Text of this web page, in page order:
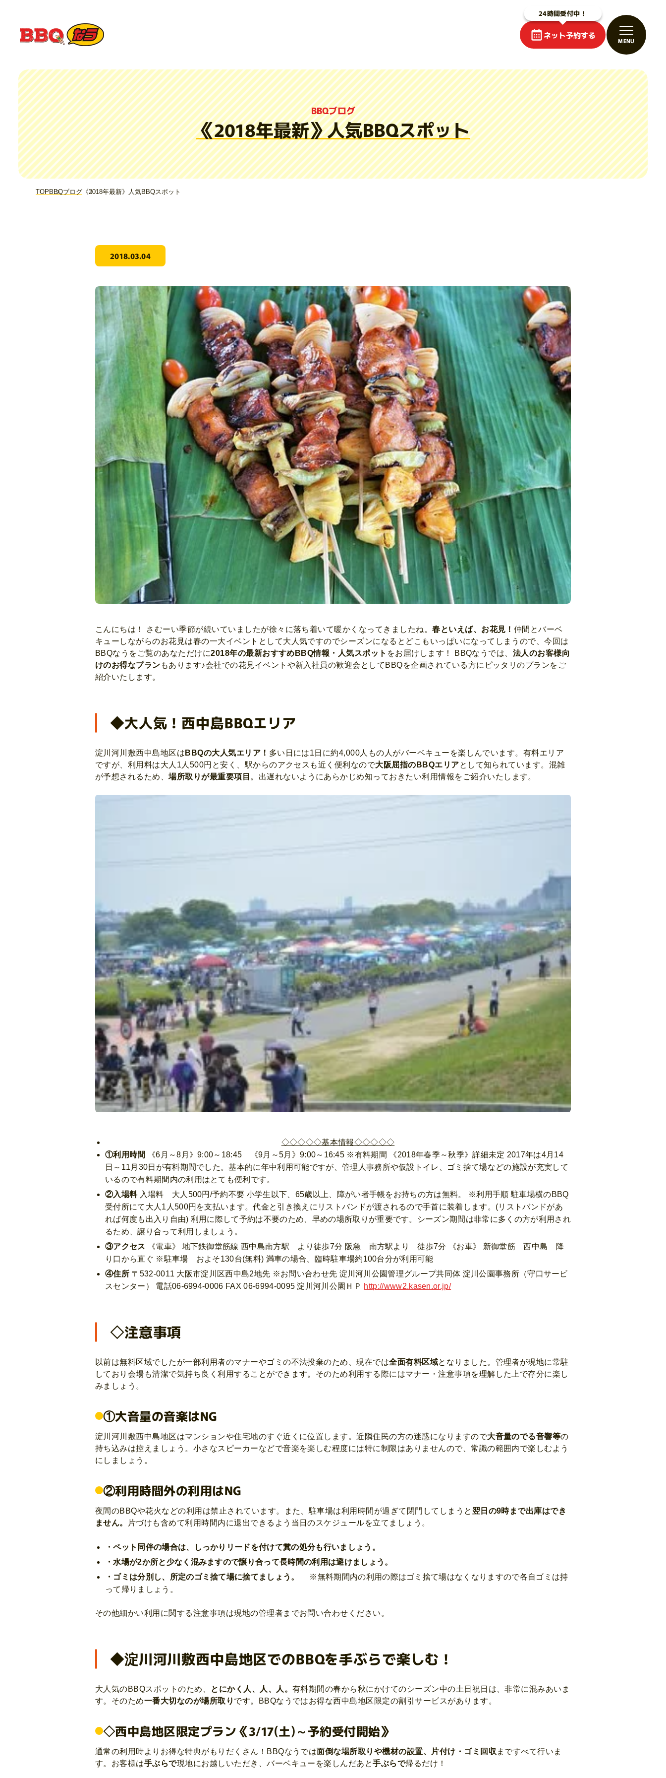
ネット予約する
BBQブログ
《2018年最新》人気BBQスポット
TOP BBQブログ 《2018年最新》人気BBQスポット
2018.03.04
こんにちは！ さむーい季節が続いていましたが徐々に落ち着いて暖かくなってきましたね。春といえば、お花見！ 仲間とバーベ
キューしながらのお花見は春の一大イベントとして大人気ですのでシーズンになるとどこもいっぱいになってしまうので、今回は
BBQなうをご覧のあなただけに2018年の最新おすすめBBQ情報・人気スポット をお届けします！ BBQなうでは、 法人のお客様向
けのお得なプラン もあります♪会社での花見イベントや新入社員の歓迎会としてBBQを企画されている方にピッタリのプランをご
紹介いたします。
◆大人気！西中島BBQエリア
淀川河川敷西中島地区は BBQの大人気エリア！ 多い日には1日に約4,000人もの人がバーベキューを楽しんでいます。有料エリア
ですが、利用料は大人1人500円と安く、駅からのアクセスも近く便利なので大阪屈指のBBQエリアとして知られています。混雑
が予想されるため、場所取りが最重要項目 。出遅れないようにあらかじめ知っておきたい利用情報をご紹介いたします。
◇◇◇◇◇基本情報◇◇◇◇◇
①利用時間
《6月～8月》9:00～18:45 《9月～5月》9:00～16:45 ※有料期間 《2018年春季～秋季》詳細未定 2017年は4月14
日～11月30日が有料期間でした。基本的に年中利用可能ですが、管理人事務所や仮設トイレ、ゴミ捨て場などの施設が充実して
いるので有料期間内の利用はとても便利です。
②入場料入場料 大人500円/予約不要 小学生以下、65歳以上、障がい者手帳をお持ちの方は無料。 ※利用手順 駐車場横のBBQ
受付所にて大人1人500円を支払います。代金と引き換えにリストバンドが渡されるので手首に装着します。(リストバンドがあ
れば何度も出入り自由) 利用に際して予約は不要のため、早めの場所取りが重要です。シーズン期間は非常に多くの方が利用され
るため、譲り合って利用しましょう。
③アクセス 《電車》 地下鉄御堂筋線 西中島南方駅 より徒歩7分 阪急 南方駅より 徒歩7分 《お車》 新御堂筋 西中島 降
り口から直ぐ ※駐車場 およそ130台(無料) 満車の場合、臨時駐車場約100台分が利用可能
④住所〒532-0011 大阪市淀川区西中島2地先 ※お問い合わせ先 淀川河川公園管理グループ共同体 淀川公園事務所（守口サービ
スセンター） 電話06-6994-0006 FAX 06-6994-0095 淀川河川公園ＨＰ http://www2.kasen.or.jp/
◇注意事項
以前は無料区域でしたが一部利用者のマナーやゴミの不法投棄のため、現在では全面有料区域となりました。管理者が現地に常駐
しており会場も清潔で気持ち良く利用することができます。そのため利用する際にはマナー・注意事項を理解した上で存分に楽し
みましょう。
①大音量の音楽はNG
淀川河川敷西中島地区はマンションや住宅地のすぐ近くに位置します。近隣住民の方の迷惑になりますので大音量のでる音響等の
持ち込みは控えましょう。小さなスピーカーなどで音楽を楽しむ程度には特に制限はありませんので、常識の範囲内で楽しむよう
にしましょう。
②利用時間外の利用はNG
夜間のBBQや花火などの利用は禁止されています。また、駐車場は利用時間が過ぎて閉門してしまうと 翌日の9時まで出庫はでき
ません。
片づけも含めて利用時間内に退出できるよう当日のスケジュールを立てましょう。
・ペット同伴の場合は、しっかりリードを付けて糞の処分も行いましょう。
・水場が2か所と少なく混みますので譲り合って長時間の利用は避けましょう。
・ゴミは分別し、所定のゴミ捨て場に捨てましょう。
※無料期間内の利用の際はゴミ捨て場はなくなりますので各自ゴミは持
って帰りましょう。
その他細かい利用に関する注意事項は現地の管理者までお問い合わせください。
◆淀川河川敷西中島地区でのBBQを手ぶらで楽しむ！
大人気のBBQスポットのため、 とにかく人、人、人。有料期間の春から秋にかけてのシーズン中の土日祝日は、非常に混みあいま
す。そのため一番大切なのが場所取り です。BBQなうではお得な西中島地区限定の割引サービスがあります。
◇西中島地区限定プラン《3/17(土)～予約受付開始》
通常の利用時よりお得な特典がもりだくさん！BBQなうでは面倒な場所取りや機材の設置、片付け・ゴミ回収 まですべて行いま
す。お客様は手ぶらで現地にお越しいただき、バーベキューを楽しんだあと手ぶらで帰るだけ！